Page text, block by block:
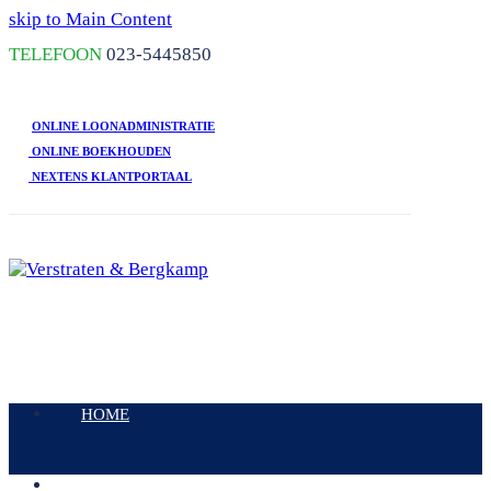
skip to Main Content
TELEFOON 023-5445850
ONLINE LOONADMINISTRATIE
ONLINE BOEKHOUDEN
NEXTENS KLANTPORTAAL
Mobile
HOME